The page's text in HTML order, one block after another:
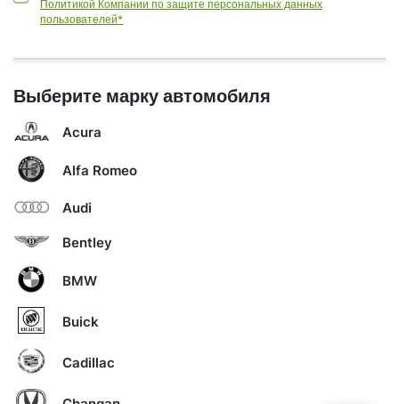
Политикой Компании по защите персональных данных
пользователей*
Выберите марку автомобиля
Acura
Alfa Romeo
Audi
Bentley
BMW
Buick
Cadillac